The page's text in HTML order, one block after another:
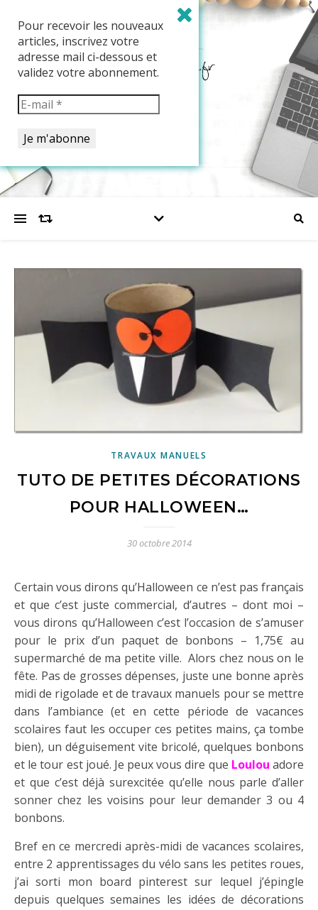
TRAVAUX MANUELS
TUTO DE PETITES DÉCORATIONS
POUR HALLOWEEN…
30 octobre 2014
Certain vous dirons qu’Halloween ce n’est pas français
et que c’est juste commercial, d’autres – dont moi –
vous dirons qu’Halloween c’est l’occasion de s’amuser
pour le prix d’un paquet de bonbons – 1,75€ au
supermarché de ma petite ville. Alors chez nous on le
fête. Pas de grosses dépenses, juste une bonne après
midi de rigolade et de travaux manuels pour se mettre
dans l’ambiance (et en cette période de vacances
scolaires faut les occuper ces petites mains, ça tombe
bien), un déguisement vite bricolé, quelques bonbons
et le tour est joué. Je peux vous dire que Loulou adore
et que c’est déjà surexcitée qu’elle nous parle d’aller
sonner chez les voisins pour leur demander 3 ou 4
bonbons.
Bref en ce mercredi après-midi de vacances scolaires,
entre 2 apprentissages du vélo sans les petites roues,
j’ai sorti mon board pinterest sur lequel j’épingle
depuis quelques semaines les idées de décorations
Pour recevoir les nouveaux
articles, inscrivez votre
adresse mail ci-dessous et
validez votre abonnement.